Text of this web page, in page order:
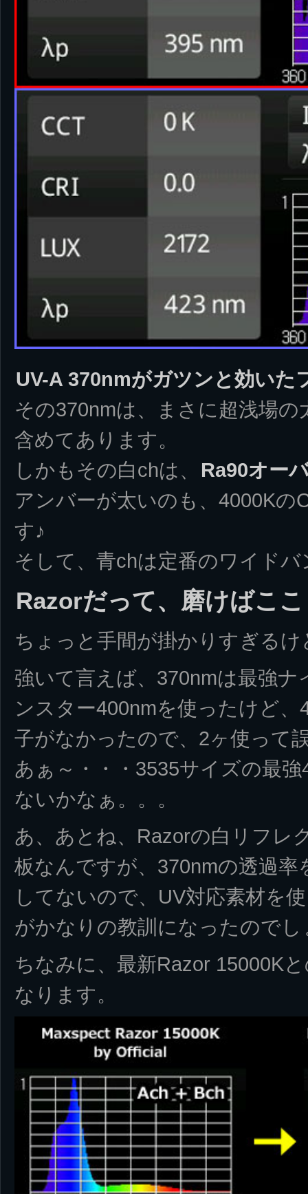
UV-A 370nmがガツンと効いた
その370nmは、まさに超浅場
含めてあります。
しかもその白chは、
Ra90オー
アンバーが太いのも、4000Kの
す♪
そして、青chは定番のワイドバ
Razorだって、磨けばこ
ちょっと手間が掛かりすぎるけ
強いて言えば、370nmは最強
ンスター400nmを使ったけど
子がなかったので、2ヶ使って
あぁ～・・・3535サイズの最
ないかなぁ。。。
あ、あとね、Razorの白リフレ
板なんですが、370nmの透過
してないので、UV対応素材を
がかなりの教訓になったのでし
ちなみに、最新Razor 15000K
なります。